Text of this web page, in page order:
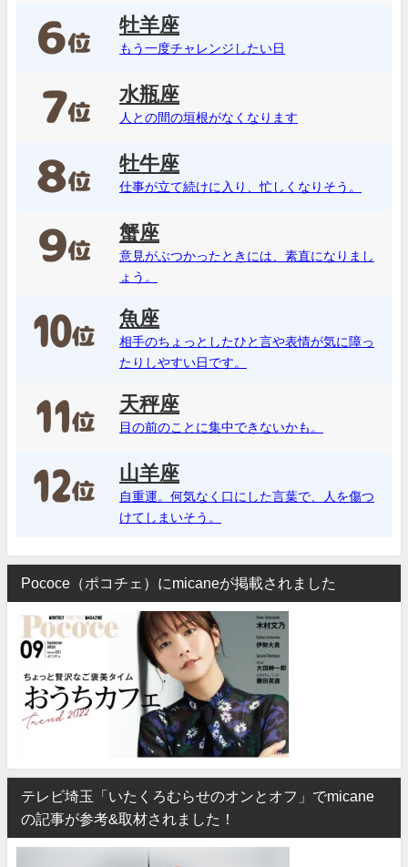
牡羊座
もう一度チャレンジしたい日
水瓶座
人との間の垣根がなくなります
牡牛座
仕事が立て続けに入り、忙しくなりそう。
蟹座
意見がぶつかったときには、素直になりまし
ょう。
魚座
相手のちょっとしたひと言や表情が気に障っ
たりしやすい日です。
天秤座
目の前のことに集中できないかも。
山羊座
自重運。何気なく口にした言葉で、人を傷つ
けてしまいそう。
Pococe（ポコチェ）にmicaneが掲載されました
テレビ埼玉「いたくろむらせのオンとオフ」でmicane
の記事が参考&取材されました！